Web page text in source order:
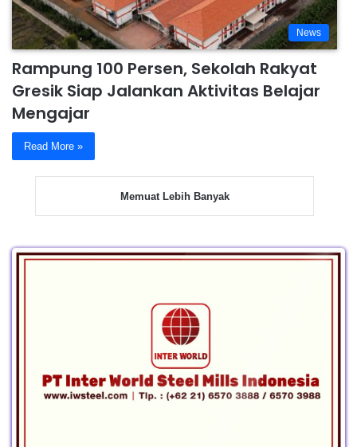
News
Rampung 100 Persen, Sekolah Rakyat
Gresik Siap Jalankan Aktivitas Belajar
Mengajar
Read More »
Memuat Lebih Banyak